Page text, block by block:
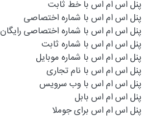
پنل اس ام اس با خط ثابت
پنل اس ام اس با شماره اختصاصی
پنل اس ام اس با شماره اختصاصی رایگان
پنل اس ام اس با شماره ثابت
پنل اس ام اس با شماره موبایل
پنل اس ام اس با نام تجاری
پنل اس ام اس با وب سرویس
پنل اس ام اس بابل
پنل اس ام اس برای جوملا